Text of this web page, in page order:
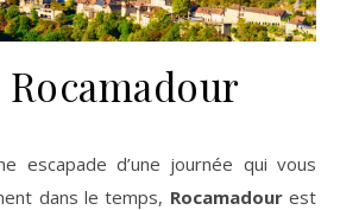
Rocamadour
dans le temps, Rocamadourest